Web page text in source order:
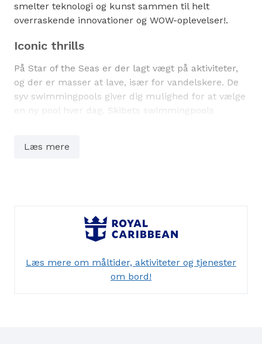
smelter teknologi og kunst sammen til helt
overraskende innovationer og WOW-oplevelser!.
Iconic thrills
På Star of the Seas er der lagt vægt på aktiviteter,
og der er masser at lave, især for vandelskere. De
syv swimmingpools giver dig mulighed for at vælge
en ny pool hver dag. Skibets swimmingpools
er heller ikke langt væk, takket være gennemsigtige
Frightening Bolt, verdens længste vandrutsjebane
på havet, samt Pressure Drop – en åbne
med en surf-simulator, eller hvis du er modig,
prøve at hænge i en wire over havet!!
Læs mere
Læs mere om måltider, aktiviteter og tjenester
om bord!